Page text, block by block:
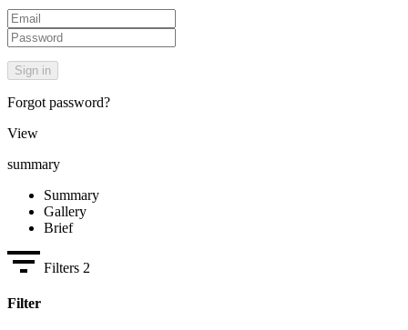
Forgot password?
View
summary
Summary
Gallery
Brief
Filters 2
Filter